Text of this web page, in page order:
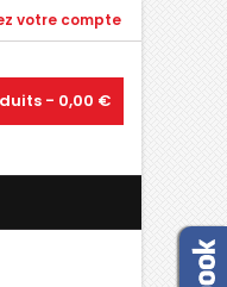
votre compte
- 0,00 €